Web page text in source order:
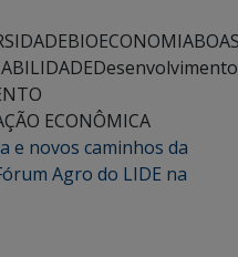
BIOECONOMIA
Desenvolvimento
ECONÔMICA
e novos caminhos da
Agro do LIDE na